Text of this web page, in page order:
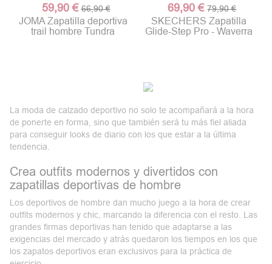
59,90 € 66,90 €
JOMA Zapatilla deportiva
trail hombre Tundra
69,90 € 79,90 €
SKECHERS Zapatilla
Glide-Step Pro - Waverra
La moda de calzado deportivo no solo te acompañará a la hora
de ponerte en forma, sino que también será tu más fiel aliada
para conseguir looks de diario con los que estar a la última
tendencia.
Crea outfits modernos y divertidos con
zapatillas deportivas de hombre
Los deportivos de hombre dan mucho juego a la hora de crear
outfits modernos y chic , marcando la diferencia con el resto. Las
grandes firmas deportivas han tenido que adaptarse a las
exigencias del mercado y atrás quedaron los tiempos en los que
los zapatos deportivos eran exclusivos para la práctica de